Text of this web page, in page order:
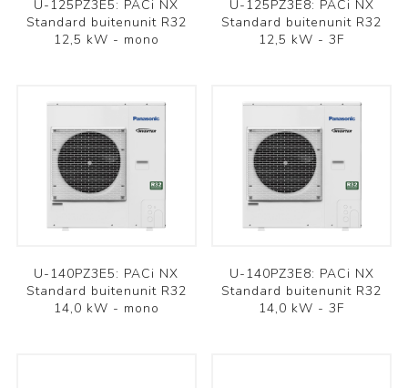
U-125PZ3E5: PACi NX
Standard buitenunit R32
12,5 kW - mono
U-125PZ3E8: PACi NX
Standard buitenunit R32
12,5 kW - 3F
U-140PZ3E5: PACi NX
Standard buitenunit R32
14,0 kW - mono
U-140PZ3E8: PACi NX
Standard buitenunit R32
14,0 kW - 3F